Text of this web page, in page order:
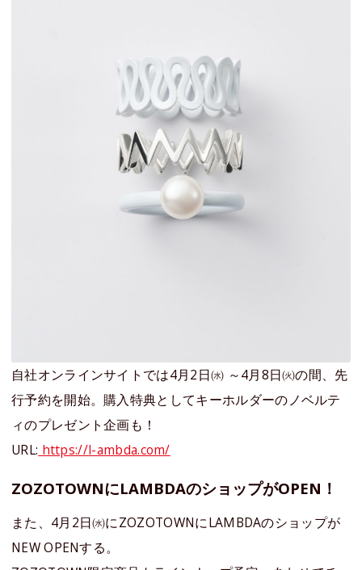
自社オンラインサイトでは4月2日㈬ ～4月8日㈫の間、先
行予約を開始。購入特典としてキーホルダーのノベルテ
ィのプレゼント企画も！
URL: https://l-ambda.com/
ZOZOTOWNにLAMBDAのショップがOPEN！
また、4月2日㈬にZOZOTOWNにLAMBDAのショップが
NEW OPENする。